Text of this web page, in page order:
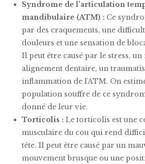
Syndrome de l’articulation
mandibulaire (ATM) : Ce
par des craquements, une
douleurs et une sensation de
Il peut être causé par le stress, un
alignement dentaire, un
inflammation de l’ATM. On
population souffre de ce
donné de leur vie.
Torticolis : Le torticolis est une
musculaire du cou qui rend
tête. Il peut être causé par un
mouvement brusque ou une